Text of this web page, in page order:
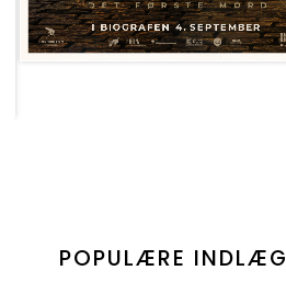
POPULÆRE INDLÆG